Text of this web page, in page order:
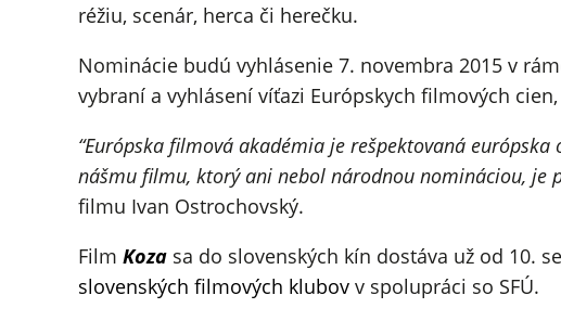
réžiu, scenár, herca či herečku.
Nominácie budú vyhlásenie 7. novembra 2015 v
vybraní a vyhlásení víťazi Európskych filmových
“Európska filmová akadémia je rešpektovaná
nášmu filmu, ktorý ani nebol národnou nomináciou, je
filmu Ivan Ostrochovský.
Film Koza sa do slovenských kín dostáva už od 10.
slovenských filmových klubov v spolupráci so SFÚ.